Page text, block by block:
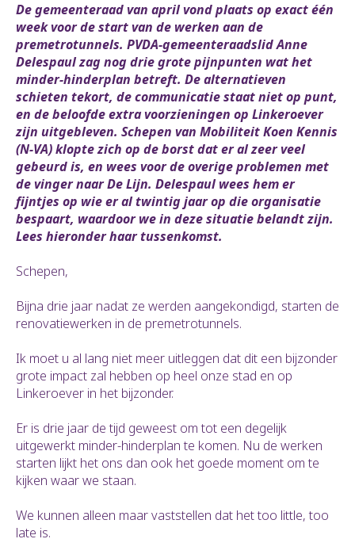
De gemeenteraad van april vond plaats op exact één
week voor de start van de werken aan de
premetrotunnels. PVDA-gemeenteraadslid Anne
Delespaul zag nog drie grote pijnpunten wat het
minder-hinderplan betreft. De alternatieven
schieten tekort, de communicatie staat niet op punt,
en de beloofde extra voorzieningen op Linkeroever
zijn uitgebleven. Schepen van Mobiliteit Koen Kennis
(N-VA) klopte zich op de borst dat er al zeer veel
gebeurd is, en wees voor de overige problemen met
de vinger naar De Lijn. Delespaul wees hem er
fijntjes op wie er al twintig jaar op die organisatie
bespaart, waardoor we in deze situatie belandt zijn.
Lees hieronder haar tussenkomst.
Schepen,
Bijna drie jaar nadat ze werden aangekondigd, starten de
renovatiewerken in de premetrotunnels.
Ik moet u al lang niet meer uitleggen dat dit een bijzonder
grote impact zal hebben op heel onze stad en op
Linkeroever in het bijzonder.
Er is drie jaar de tijd geweest om tot een degelijk
uitgewerkt minder-hinderplan te komen. Nu de werken
starten lijkt het ons dan ook het goede moment om te
kijken waar we staan.
We kunnen alleen maar vaststellen dat het too little, too
late is.